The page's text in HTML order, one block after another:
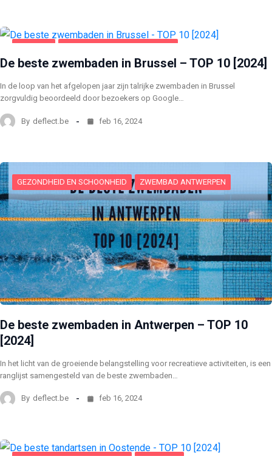
De beste zwembaden in Brussel – TOP 10 [2024]
In de loop van het afgelopen jaar zijn talrijke zwembaden in Brussel
zorgvuldig beoordeeld door bezoekers op Google…
By deflect.be feb 16, 2024
GEZONDHEID EN SCHOONHEID ZWEMBAD ANTWERPEN
De beste zwembaden in Antwerpen – TOP 10
[2024]
In het licht van de groeiende belangstelling voor recreatieve activiteiten, is een
ranglijst samengesteld van de beste zwembaden…
By deflect.be feb 16, 2024